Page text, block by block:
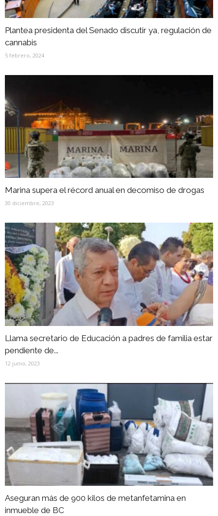
Plantea presidenta del Senado discutir ya, regulación de
cannabis
5 febrero, 2024
Marina supera el récord anual en decomiso de drogas
30 diciembre, 2023
Llama secretario de Educación a padres de familia estar
pendiente de...
12 junio, 2023
Aseguran más de 900 kilos de metanfetamina en
inmueble de BC